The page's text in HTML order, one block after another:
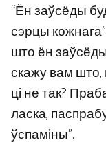
“Ён заўсёды
сэрцы
што ён
скажу вам што,
ці не так?
ласка,
ўспаміны”.